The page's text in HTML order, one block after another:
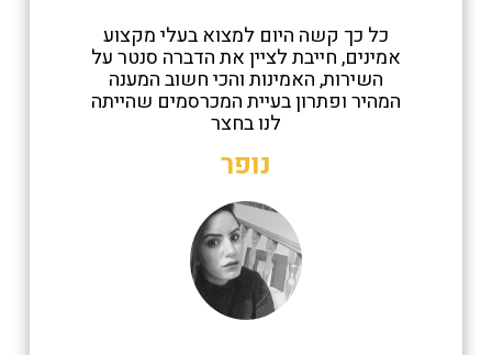
כל כך קשה היום למצוא בעלי מקצוע
אמינים, חייבת לציין את הדברה סנטר על
השירות, האמינות והכי חשוב המענה
המהיר ופתרון בעיית המכרסמים שהייתה
לנו בחצר
נופר